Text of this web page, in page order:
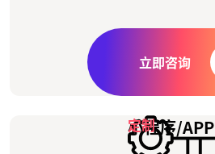
立即咨询
小程序/APP
定制